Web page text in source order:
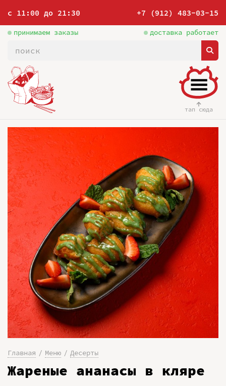
с 11:00 до 21:30 +7 (912) 483-03-15
принимаем заказы доставка работает
тап сюда
Главная Меню Десерты
Жареные ананасы в кляре